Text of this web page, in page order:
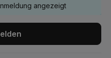
angezeigt